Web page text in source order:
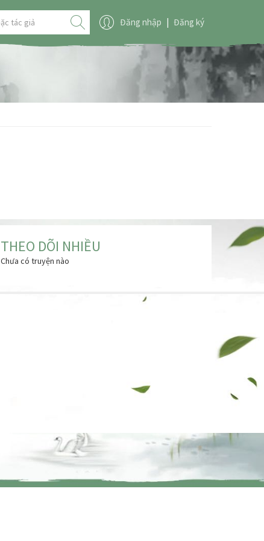
Đăng nhập | Đăng ký
THEO DÕI NHIỀU
Chưa có truyện nào